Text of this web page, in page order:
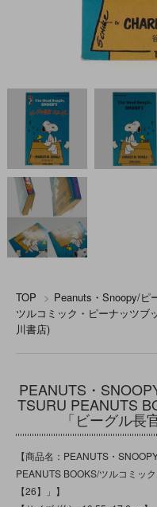
TOP > Peanuts・Snoopy/ピ
ツルコミック・ピーナッツブ
川書店)
PEANUTS・
TSURU PEANUTS
「ビーグル長
【商品名：PEANUTS・
PEANUTS BOOKS/ツルコミッ
【26】」】